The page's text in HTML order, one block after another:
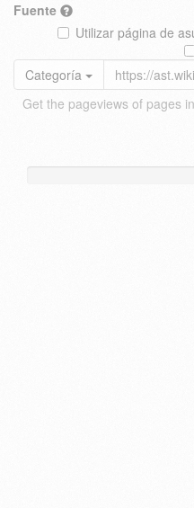
Fuente
Utilizar página de
Categoría
Get the pageviews of pages